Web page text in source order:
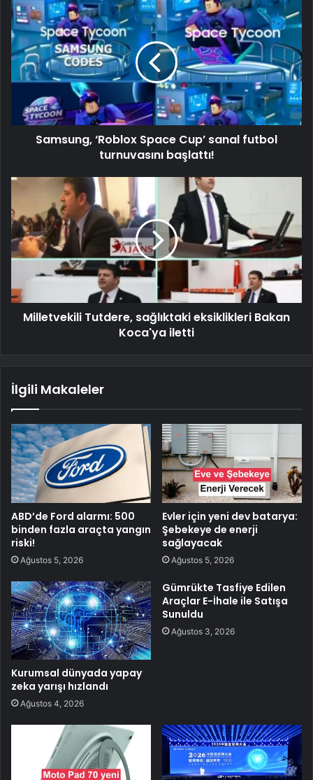
Samsung, ‘Roblox Space Cup’ sanal futbol
turnuvasını başlattı!
Milletvekili Tutdere, sağlıktaki eksiklikleri Bakan
Koca'ya iletti
İlgili Makaleler
ABD’de Ford alarmı: 500
binden fazla araçta yangın
riski!
Ağustos 5, 2026
Evler için yeni dev batarya:
Şebekeye de enerji
sağlayacak
Ağustos 5, 2026
Kurumsal dünyada yapay
zeka yarışı hızlandı
Ağustos 4, 2026
Gümrükte Tasfiye Edilen
Araçlar E-İhale ile Satışa
Sunuldu
Ağustos 3, 2026